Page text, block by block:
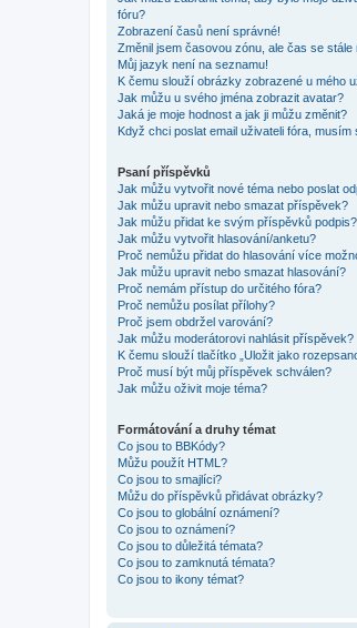
fóru?
Zobrazení časů není správné!
Změnil jsem časovou zónu, ale čas se
Můj jazyk není na seznamu!
K čemu slouží obrázky zobrazené u mého
Jak můžu u svého jména zobrazit avatar?
Jaká je moje hodnost a jak ji můžu změnit?
Když chci poslat email uživateli fóra, musím
Psaní příspěvků
Jak můžu vytvořit nové téma nebo poslat
Jak můžu upravit nebo smazat příspěvek?
Jak můžu přidat ke svým příspěvků podpis?
Jak můžu vytvořit hlasování/anketu?
Proč nemůžu přidat do hlasování více
Jak můžu upravit nebo smazat hlasování?
Proč nemám přístup do určitého fóra?
Proč nemůžu posílat přílohy?
Proč jsem obdržel varování?
Jak můžu moderátorovi nahlásit příspěvek?
K čemu slouží tlačítko „Uložit jako
Proč musí být můj příspěvek schválen?
Jak můžu oživit moje téma?
Formátování a druhy témat
Co jsou to BBKódy?
Můžu použít HTML?
Co jsou to smajlíci?
Můžu do příspěvků přidávat obrázky?
Co jsou to globální oznámení?
Co jsou to oznámení?
Co jsou to důležitá témata?
Co jsou to zamknutá témata?
Co jsou to ikony témat?